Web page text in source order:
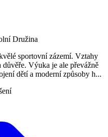
Družina
sportovní zázemí. Vztahy
Výuka je ale převážně
dětí a moderní způsoby h...